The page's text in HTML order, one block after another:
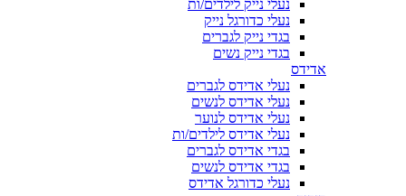
נעלי נייק לילדים/ות
נעלי כדורגל נייק
בגדי נייק לגברים
בגדי נייק נשים
אדידס
נעלי אדידס לגברים
נעלי אדידס לנשים
נעלי אדידס לנוער
נעלי אדידס לילדים/ות
בגדי אדידס לגברים
בגדי אדידס לנשים
נעלי כדורגל אדידס